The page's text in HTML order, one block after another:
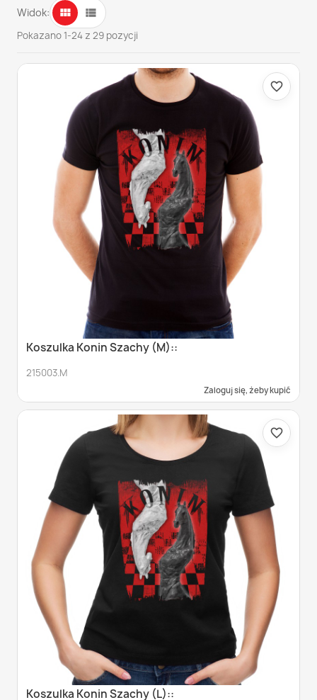
Widok: view_moduleWidok
kafelków
view_listWidok
listy
Pokazano 1-24 z 29 pozycji
Koszulka Konin Szachy (M)::
215003.M
Zaloguj się, żeby kupić
favorite_border
Koszulka Konin Szachy (L)::
favorite_border